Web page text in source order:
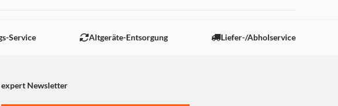
Service Altgeräte-Entsorgung Liefer-/Abholservice
expert Newsletter